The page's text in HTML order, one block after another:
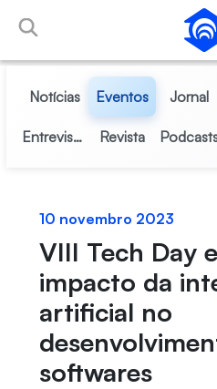
Pular para o Conteúdo principal
Notícias Eventos Jornal
Entrevistas Revista
10 novembro 2023
VIII Tech Day
impacto da
artificial no
softwares